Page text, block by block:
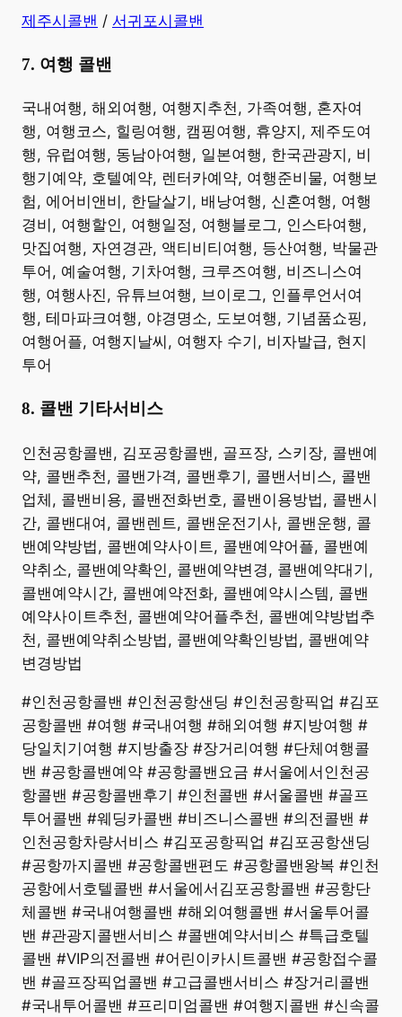
제주시콜밴 / 서귀포시콜밴
7. 여행 콜밴
​국내여행, 해외여행, 여행지추천, 가족여행, 혼자여
행, 여행코스, 힐링여행, 캠핑여행, 휴양지, 제주도여
행, 유럽여행, 동남아여행, 일본여행, 한국관광지, 비
행기예약, 호텔예약, 렌터카예약, 여행준비물, 여행보
험, 에어비앤비, 한달살기, 배낭여행, 신혼여행, 여행
경비, 여행할인, 여행일정, 여행블로그, 인스타여행,
맛집여행, 자연경관, 액티비티여행, 등산여행, 박물관
투어, 예술여행, 기차여행, 크루즈여행, 비즈니스여
행, 여행사진, 유튜브여행, 브이로그, 인플루언서여
행, 테마파크여행, 야경명소, 도보여행, 기념품쇼핑,
여행어플, 여행지날씨, 여행자 수기, 비자발급, 현지
투어 ​
8. 콜밴 기타서비스
​인천공항콜밴, 김포공항콜밴, 골프장, 스키장, 콜밴예
약, 콜밴추천, 콜밴가격, 콜밴후기, 콜밴서비스, 콜밴
업체, 콜밴비용, 콜밴전화번호, 콜밴이용방법, 콜밴시
간, 콜밴대여, 콜밴렌트, 콜밴운전기사, 콜밴운행, 콜
밴예약방법, 콜밴예약사이트, 콜밴예약어플, 콜밴예
약취소, 콜밴예약확인, 콜밴예약변경, 콜밴예약대기,
콜밴예약시간, 콜밴예약전화, 콜밴예약시스템, 콜밴
예약사이트추천, 콜밴예약어플추천, 콜밴예약방법추
천, 콜밴예약취소방법, 콜밴예약확인방법, 콜밴예약
변경방법
#인천공항콜밴 #인천공항샌딩 #인천공항픽업 #김포
공항콜밴 #여행 #국내여행 #해외여행 #지방여행 #
당일치기여행 #지방출장 #장거리여행 #단체여행콜
밴 #공항콜밴예약 #공항콜밴요금 #서울에서인천공
항콜밴 #공항콜밴후기 #인천콜밴 #서울콜밴 #골프
투어콜밴 #웨딩카콜밴 #비즈니스콜밴 #의전콜밴 #
인천공항차량서비스 #김포공항픽업 #김포공항샌딩
#공항까지콜밴 #공항콜밴편도 #공항콜밴왕복 #인천
공항에서호텔콜밴 #서울에서김포공항콜밴 #공항단
체콜밴 #국내여행콜밴 #해외여행콜밴 #서울투어콜
밴 #관광지콜밴서비스 #콜밴예약서비스 #특급호텔
콜밴 #VIP의전콜밴 #어린이카시트콜밴 #공항접수콜
밴 #골프장픽업콜밴 #고급콜밴서비스 #장거리콜밴
#국내투어콜밴 #프리미엄콜밴 #여행지콜밴 #신속콜